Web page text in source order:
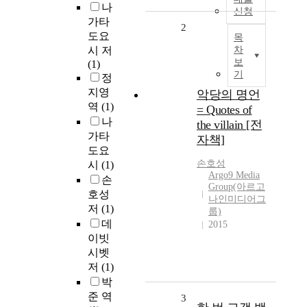
나
가타
도요
시 저
(1)
정
지영
역 (1)
나
가타
도요
시 (1)
손
호성
저 (1)
데
이빗
시벳
저 (1)
박
준 역
신청
목
차
보
기
2
악당의 명언
= Quotes of
the villain [전
자책]
손호성
Argo9 Media
Group(아르고
나인미디어그
룹)
2015
3